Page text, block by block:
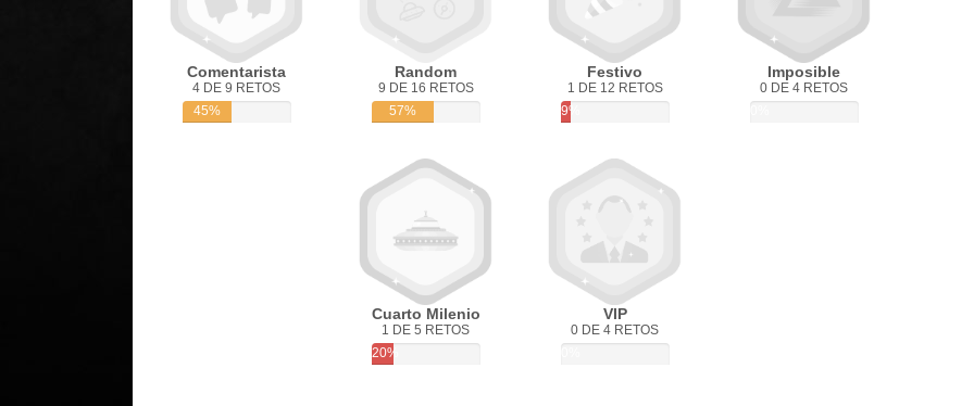
Comentarista
4 DE 9 RETOS
45%
Random
9 DE 16 RETOS
57%
Festivo
1 DE 12 RETOS
9%
Imposible
0 DE 4 RETOS
Cuarto Milenio
1 DE 5 RETOS
20%
VIP
0 DE 4 RETOS